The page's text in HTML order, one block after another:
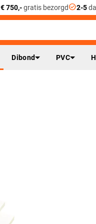
€ 750,-gratis bezorgdcheck_circle2-5
Dibond PVC